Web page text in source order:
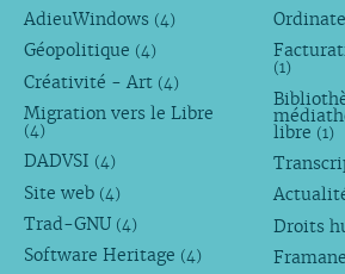
AdieuWindows (4)
Géopolitique (4)
Créativité - Art (4)
Migration vers le Libre
(4)
DADVSI (4)
Site web (4)
Trad-GNU (4)
Software Heritage (4)
(1)
libre (1)
Droits